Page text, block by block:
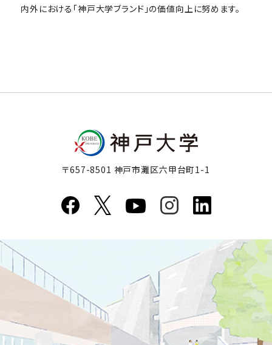
内外における「神戸大学ブランド」の価値向上に努めます。
〒657-8501 神戸市灘区六甲台町1-1